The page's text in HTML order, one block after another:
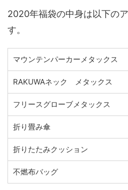
2020年福袋の中身は以下の
す。
マウンテンパーカーメタックス
RAKUWAネック メタックス
フリースグローブメタックス
折り畳み傘
折りたたみクッション
不燃布バッグ